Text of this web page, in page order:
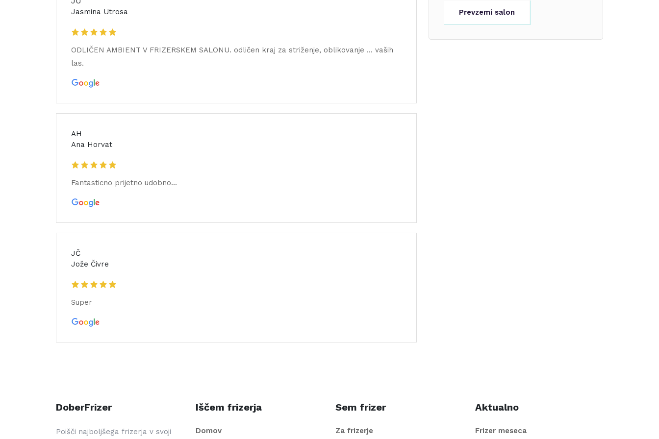
Jasmina Utrosa
ODLIČEN AMBIENT V FRIZERSKEM SALONU. odličen kraj za striženje, oblikovanje ... vaših
las.
AH
Ana Horvat
Fantasticno prijetno udobno...
JČ
Jože Čivre
Super
Prevzemi salon
DoberFrizer
Poišči najboljšega frizerja v svoji
Iščem frizerja
Domov
Sem frizer
Za frizerje
Aktualno
Frizer meseca